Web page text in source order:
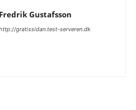
Fredrik Gustafsson
gratissidan.test-serveren.dk